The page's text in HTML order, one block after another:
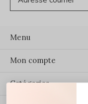
Menu
Mon compte
Catégories